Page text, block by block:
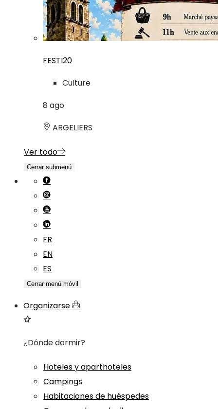
FESTI20
Culture
8 ago
ARGELIERS
Ver todo
Cerrar submenú
FR
EN
ES
Cerrar menú móvil
Organizarse
¿Dónde dormir?
Hoteles y aparthoteles
Campings
Habitaciones de huéspedes